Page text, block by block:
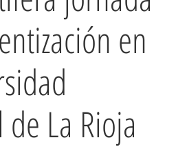
en
La Rioja